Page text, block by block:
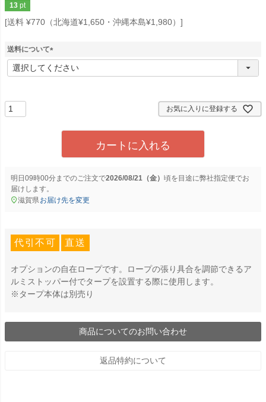
13 pt
送料 ¥770（北海道¥1,650・沖縄本島¥1,980）
送料について
(
必
お気に入りに登録する
カートに入れる
明日 09時00分までのご注文で2026/08/21（金） に弊社指定便でお
届けします。
滋賀県お届け先を変更
代引不可 直送
オプションの自在ロープです。ロープの張り具合を調節できるア
ルミストッパー付でタープを設置する際に使用します。
※タープ本体は別売り
商品についてのお問い合わせ
返品特約について